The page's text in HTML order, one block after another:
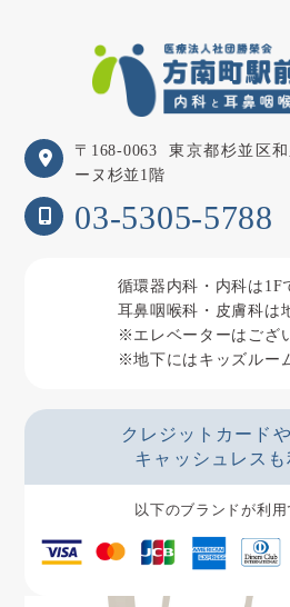
〒168-0063
東京都杉並区
ーヌ杉並1階
03-5305-5788
循環器内科・内科は1F
耳鼻咽喉科・皮膚科は
※エレベーターはござ
※地下にはキッズルー
クレジットカード
キャッシュレス
以下のブランドが利用